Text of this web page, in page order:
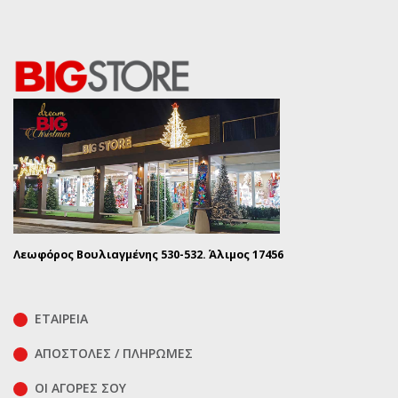
Λεωφόρος Βουλιαγμένης 530-532. Άλιμος 17456
ΕΤΑΙΡΕΙΑ
ΑΠΟΣΤΟΛΕΣ / ΠΛΗΡΩΜΕΣ
ΟΙ ΑΓΟΡΕΣ ΣΟΥ